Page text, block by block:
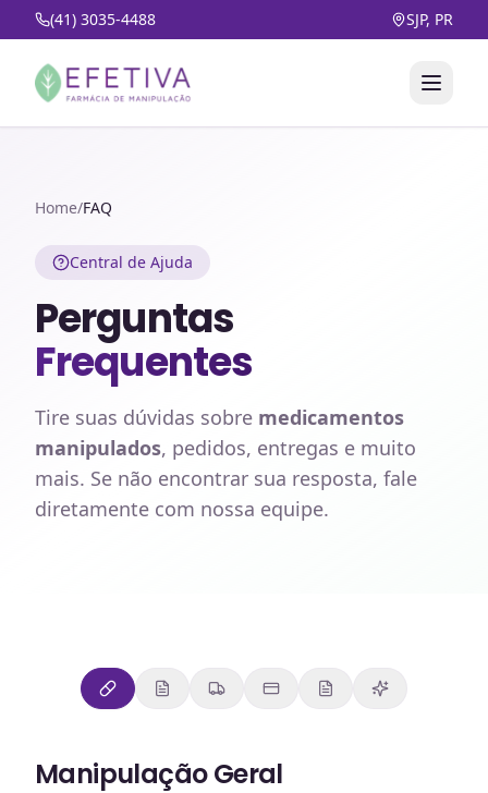
(41) 3035-4488 SJP, PR
Home/FAQ
Central de Ajuda
Perguntas
Frequentes
Tire suas dúvidas sobre medicamentos
manipulados, pedidos, entregas e muito
mais. Se não encontrar sua resposta, fale
diretamente com nossa equipe.
Manipulação Geral